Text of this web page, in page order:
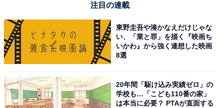
注目の連載
東野圭吾や湊かなえだけじゃな
い、「業と罪」を描く『映画ち
いかわ』から強く連想した映画
8選
20年間「駆け込み実績ゼロ」の
学校も…「こども110番の家」
は本当に必要？ PTAが直面する